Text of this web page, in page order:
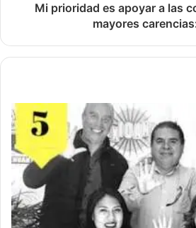
Mi prioridad es apoyar a las
mayores